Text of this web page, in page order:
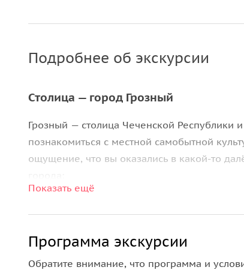
Подробнее об экскурсии
Столица — город Грозный
Грозный — столица Чеченской Республики
познакомиться с местной самобытной
ощущение, что вы оказались в какой-то
XIX века терскими казаками,
Парк Цветов
— его еще называют
популярных мест в Грозном.
Показать ещё
Программа экскурсии
Обратите внимание, что программа и